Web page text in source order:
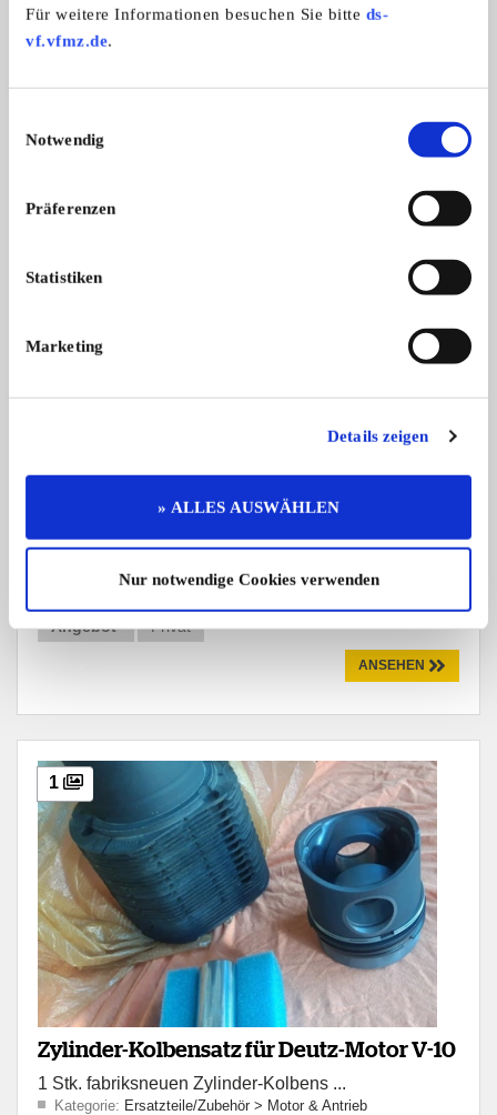
Für weitere Informationen besuchen Sie bitte ds-
vf.vfmz.de.
Notwendig
Präferenzen
Statistiken
Marketing
Details zeigen
» ALLES AUSWÄHLEN
Nur notwendige Cookies verwenden
ANSEHEN
1
Scania-Kompressor und E-Pumpe für 10-
Scania-Kompressor neu der Serie 4, T ...
Preis auf Anfrage
Anzeige merken
Angebot Privat
ANSEHEN
1
Zylinder-Kolbensatz für Deutz-Motor V-10
1 Stk. fabriksneuen Zylinder-Kolbens ...
Kategorie: Ersatzteile/Zubehör > Motor & Antrieb